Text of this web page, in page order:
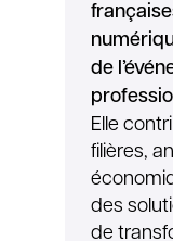
de
Elle
filières,
des
de